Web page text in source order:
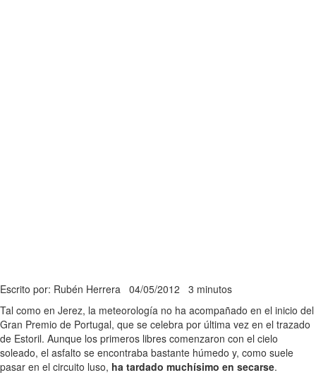
Escrito por: Rubén Herrera 04/05/2012 3 minutos
Tal como en Jerez, la meteorología no ha acompañado en el inicio del
Gran Premio de Portugal, que se celebra por última vez en el trazado
de Estoril. Aunque los primeros libres comenzaron con el cielo
soleado, el asfalto se encontraba bastante húmedo y, como suele
pasar en el circuito luso, ha tardado muchísimo en secarse.